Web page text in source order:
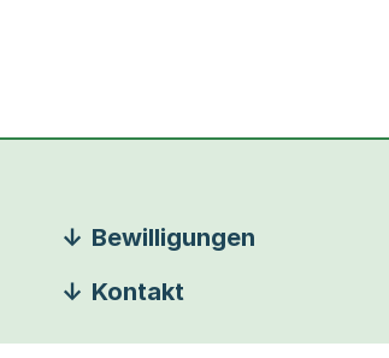
Bewilligungen
Kontakt